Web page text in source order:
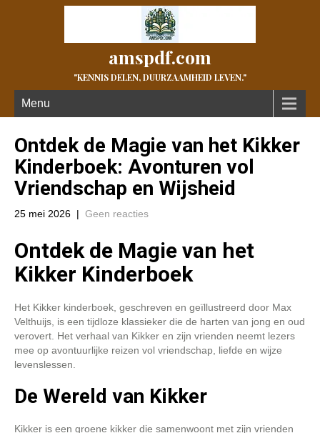
amspdf.com
"KENNIS DELEN, DUURZAAMHEID LEVEN."
Menu
Ontdek de Magie van het Kikker
Kinderboek: Avonturen vol
Vriendschap en Wijsheid
25 mei 2026 | Geen reacties
Ontdek de Magie van het
Kikker Kinderboek
Het Kikker kinderboek, geschreven en geïllustreerd door Max
Velthuijs, is een tijdloze klassieker die de harten van jong en oud
verovert. Het verhaal van Kikker en zijn vrienden neemt lezers
mee op avontuurlijke reizen vol vriendschap, liefde en wijze
levenslessen.
De Wereld van Kikker
Kikker is een groene kikker die samenwoont met zijn vrienden